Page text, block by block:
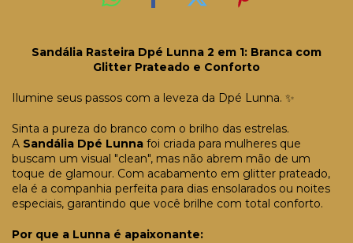
Sandália Rasteira Dpé Lunna 2 em 1: Branca com
Glitter Prateado e Conforto
Ilumine seus passos com a leveza da Dpé Lunna. ✨
Sinta a pureza do branco com o brilho das estrelas.
A Sandália Dpé Lunna foi criada para mulheres que
buscam um visual "clean", mas não abrem mão de um
toque de glamour. Com acabamento em glitter prateado,
ela é a companhia perfeita para dias ensolarados ou noites
especiais, garantindo que você brilhe com total conforto.
Por que a Lunna é apaixonante: